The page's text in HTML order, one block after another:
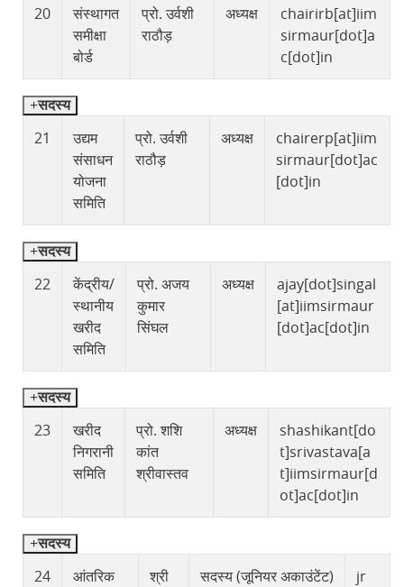
20
संस्थागत
समीक्षा
बोर्ड
प्रो. उर्वशी
राठौड़
अध्यक्ष
chairirb[at]iim
sirmaur[dot]a
c[dot]in
सदस्य
21
उद्यम
संसाधन
योजना
समिति
प्रो. उर्वशी
राठौड़
अध्यक्ष
chairerp[at]iim
sirmaur[dot]ac
[dot]in
सदस्य
22
केंद्रीय/
स्थानीय
खरीद
समिति
प्रो. अजय
कुमार
सिंघल
अध्यक्ष
ajay[dot]singal
[at]iimsirmaur
[dot]ac[dot]in
सदस्य
23
खरीद
निगरानी
समिति
प्रो. शशि
कांत
श्रीवास्तव
अध्यक्ष
shashikant[do
t]srivastava[a
t]iimsirmaur[d
ot]ac[dot]in
सदस्य
24
आंतरिक
श्री
सदस्य (जूनियर अकाउंटेंट)
jr